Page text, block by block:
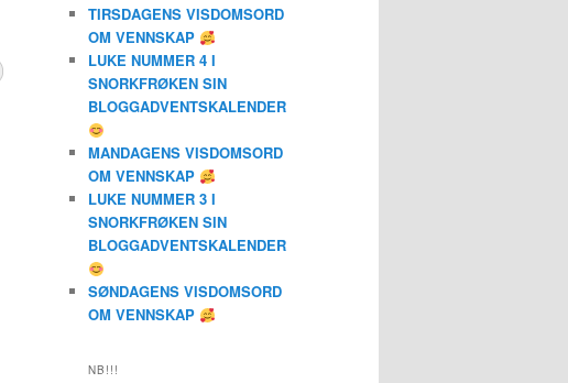
TIRSDAGENS VISDOMSORD
OM VENNSKAP
LUKE NUMMER 4 I
SNORKFRØKEN SIN
BLOGGADVENTSKALENDER
MANDAGENS VISDOMSORD
OM VENNSKAP
LUKE NUMMER 3 I
SNORKFRØKEN SIN
BLOGGADVENTSKALENDER
SØNDAGENS VISDOMSORD
OM VENNSKAP
NB!!!